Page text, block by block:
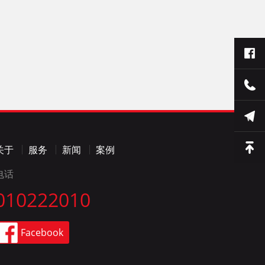
于 服务 新闻
案例
话
Facebook